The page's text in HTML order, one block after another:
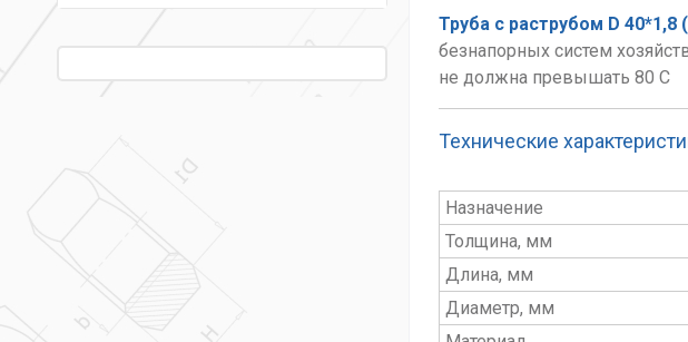
Труба с раструбом D 40*1,8
безнапорных систем
не должна превышать 80 С
Технические
Назначение
Толщина, мм
Длина, мм
Диаметр, мм